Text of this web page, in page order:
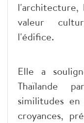
l'architecture,
valeur
l'édifice.
Elle a
Thaïlande
similitudes
croyances,